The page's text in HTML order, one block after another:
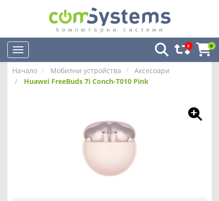
0 0
Начало Мобилни устройства
Аксесоари
Huawei FreeBuds 7i Conch-T010 Pink